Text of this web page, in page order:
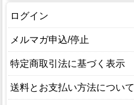
ログイン
メルマガ申込/停止
特定商取引法に基づく表示
送料とお支払い方法について